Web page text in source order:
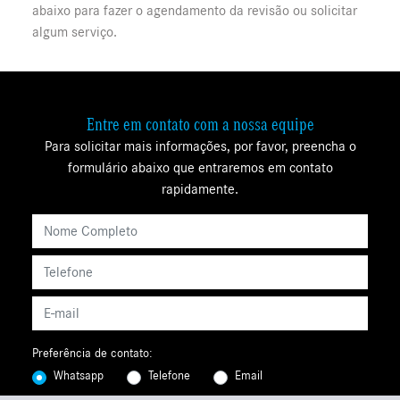
abaixo para fazer o agendamento da revisão ou solicitar
algum serviço.
Entre em contato com a nossa equipe
Para solicitar mais informações, por favor, preencha o
formulário abaixo que entraremos em contato
rapidamente.
Preferência de contato:
Whatsapp
Telefone Email